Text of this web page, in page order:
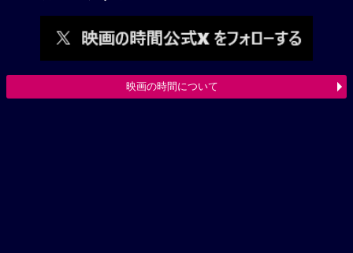
映画の時間について